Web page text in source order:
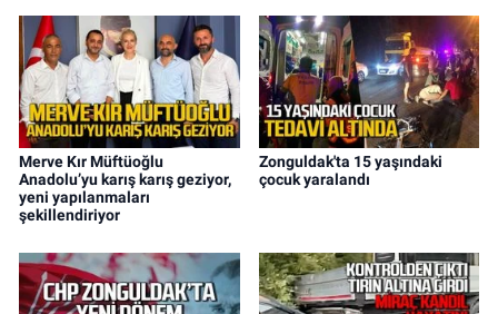
Merve Kır Müftüoğlu
Anadolu’yu karış karış geziyor,
yeni yapılanmaları
şekillendiriyor
Zonguldak'ta 15 yaşındaki
çocuk yaralandı